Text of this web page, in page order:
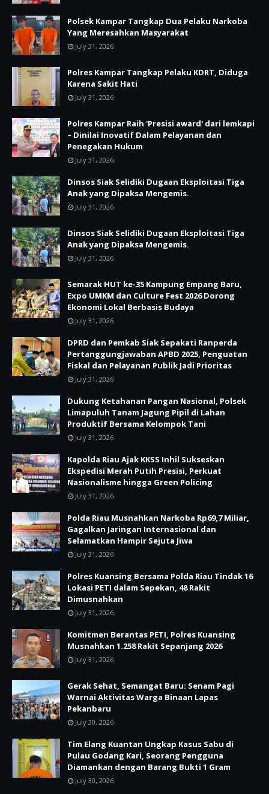
Polsek Kampar Tangkap Dua Pelaku Narkoba
Yang Meresahkan Masyarakat
July 31, 2026
Polres Kampar Tangkap Pelaku KDRT, Diduga
Karena Sakit Hati
July 31, 2026
Polres Kampar Raih 'Presisi award' dari lemkapi
– Dinilai Inovatif Dalam Pelayanan dan
Penegakan Hukum
July 31, 2026
Dinsos Siak Selidiki Dugaan Eksploitasi Tiga
Anak yang Dipaksa Mengemis.
July 31, 2026
Dinsos Siak Selidiki Dugaan Eksploitasi Tiga
Anak yang Dipaksa Mengemis.
July 31, 2026
Semarak HUT ke-35 Kampung Empang Baru,
Expo UMKM dan Culture Fest 2026 Dorong
Ekonomi Lokal Berbasis Budaya
July 31, 2026
DPRD dan Pemkab Siak Sepakati Ranperda
Pertanggungjawaban APBD 2025, Penguatan
Fiskal dan Pelayanan Publik Jadi Prioritas
July 31, 2026
Dukung Ketahanan Pangan Nasional, Polsek
Limapuluh Tanam Jagung Pipil di Lahan
Produktif Bersama Kelompok Tani
July 31, 2026
Kapolda Riau Ajak KKSS Inhil Sukseskan
Ekspedisi Merah Putih Presisi, Perkuat
Nasionalisme hingga Green Policing
July 31, 2026
Polda Riau Musnahkan Narkoba Rp69,7 Miliar,
Gagalkan Jaringan Internasional dan
Selamatkan Hampir Sejuta Jiwa
July 31, 2026
Polres Kuansing Bersama Polda Riau Tindak 16
Lokasi PETI dalam Sepekan, 48 Rakit
Dimusnahkan
July 31, 2026
Komitmen Berantas PETI, Polres Kuansing
Musnahkan 1.258 Rakit Sepanjang 2026
July 31, 2026
Gerak Sehat, Semangat Baru: Senam Pagi
Warnai Aktivitas Warga Binaan Lapas
Pekanbaru
July 30, 2026
Tim Elang Kuantan Ungkap Kasus Sabu di
Pulau Godang Kari, Seorang Pengguna
Diamankan dengan Barang Bukti 1 Gram
July 30, 2026